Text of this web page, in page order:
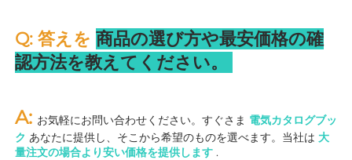
Q: 答えを 商品の選び方や最安価格の確
認方法を教えてください。
A: お気軽にお問い合わせください。すぐさま 電気カタログブッ
ク あなたに提供し、そこから希望のものを選べます。当社は 大
量注文の場合より安い価格を提供します .